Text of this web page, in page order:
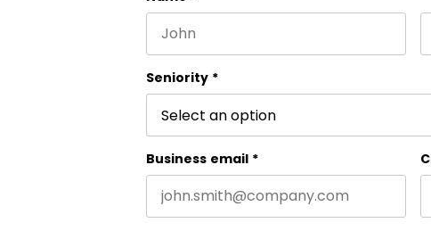
This field is for validation purposes
Seniority *
Business email *